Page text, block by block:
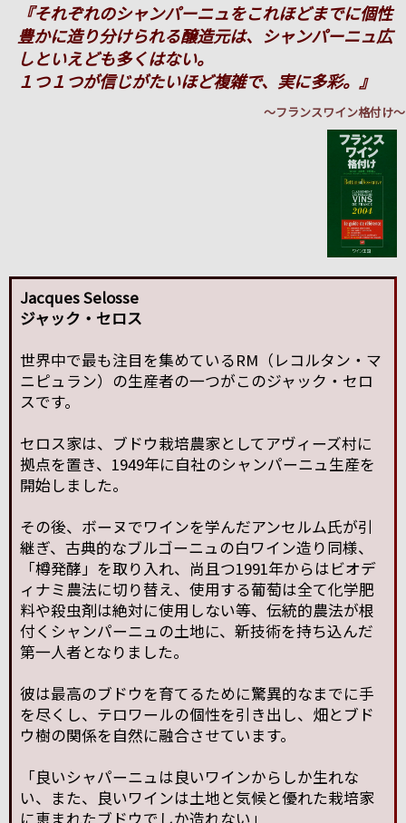
『それぞれのシャンパーニュをこれほどまでに個性
豊かに造り分けられる醸造元は、シャンパーニュ広
しといえども多くはない。
１つ１つが信じがたいほど複雑で、実に多彩。』
～フランスワイン格付け～
Jacques Selosse
ジャック・セロス
世界中で最も注目を集めているRM（レコルタン・マ
ニピュラン）の生産者の一つがこのジャック・セロ
スです。
セロス家は、ブドウ栽培農家としてアヴィーズ村に
拠点を置き、1949年に自社のシャンパーニュ生産を
開始しました。
その後、ボーヌでワインを学んだアンセルム氏が引
継ぎ、古典的なブルゴーニュの白ワイン造り同様、
「樽発酵」を取り入れ、尚且つ1991年からはビオデ
ィナミ農法に切り替え、使用する葡萄は全て化学肥
料や殺虫剤は絶対に使用しない等、伝統的農法が根
付くシャンパーニュの土地に、新技術を持ち込んだ
第一人者となりました。
彼は最高のブドウを育てるために驚異的なまでに手
を尽くし、テロワールの個性を引き出し、畑とブド
ウ樹の関係を自然に融合させています。
「良いシャパーニュは良いワインからしか生れな
い、また、良いワインは土地と気候と優れた栽培家
に恵まれたブドウでしか造れない」